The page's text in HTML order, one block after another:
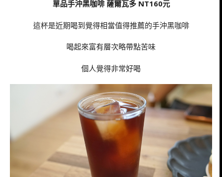
單品手沖黑咖啡 薩爾瓦多 NT160元
這杯是近期喝到覺得相當值得推薦的手沖黑咖啡
喝起來富有層次略帶點苦味
個人覺得非常好喝